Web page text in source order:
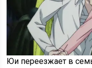
Юи переезжает в